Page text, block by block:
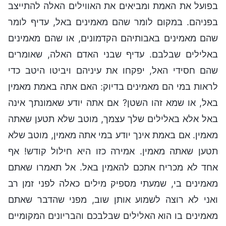
בפועל את האמת ומביאים את האווילים האלה להתייצב
בפניהם. במקום לומר שהם מאמינים באל, עדיף לומר
שהם מאמינים באבותיהם הקדמונים, או שהם מאמינים
באלילים שבלבם. עדיף שבני האדם האלה, שאומרים
שהם חסידי האל, יפקחו את עיניהם ויביטו היטב כדי
לראות במי הם מאמינים בדיוק: האם אתה באמת מאמין
באל, או שמא זהו השטן? אם אתה יודע שאמונתך אינה
באל אלא באלילים שלך עצמך, מוטב שלא תטען שאתה
מאמין. אם באמת אינך יודע במי אתה מאמין, מוטב שלא
תטען שאתה מאמין. אמירה כזו היא חילול קודש! אף
אחד לא מכריח אתכם להאמין באל. אל תאמרו שאתם
מאמינים בי, שמעתי מספיק מילים כאלה לפני זמן רב
ואני לא רוצה לשמוע אותן שוב, מפני שהדבר שאתם
מאמינים בו הוא האלילים שבלבכם והבריונים המקומיים